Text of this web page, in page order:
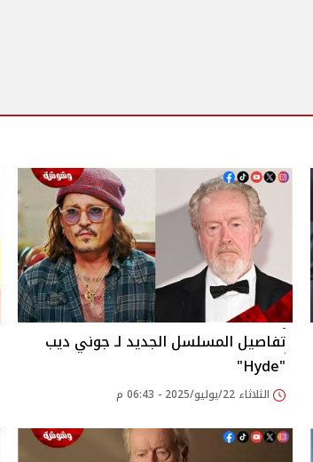
تفاصيل المسلسل الجديد لـ جوني ديب
"Hyde"
الثلاثاء 22/يوليو/2025 - 06:43 م